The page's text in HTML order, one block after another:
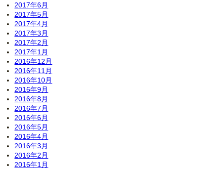
2017年6月
2017年5月
2017年4月
2017年3月
2017年2月
2017年1月
2016年12月
2016年11月
2016年10月
2016年9月
2016年8月
2016年7月
2016年6月
2016年5月
2016年4月
2016年3月
2016年2月
2016年1月